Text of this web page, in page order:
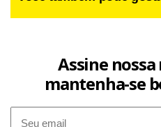
O grupo alimentos e bebidas
variação e 0,18 p.p. de
Assine
mantenha-se